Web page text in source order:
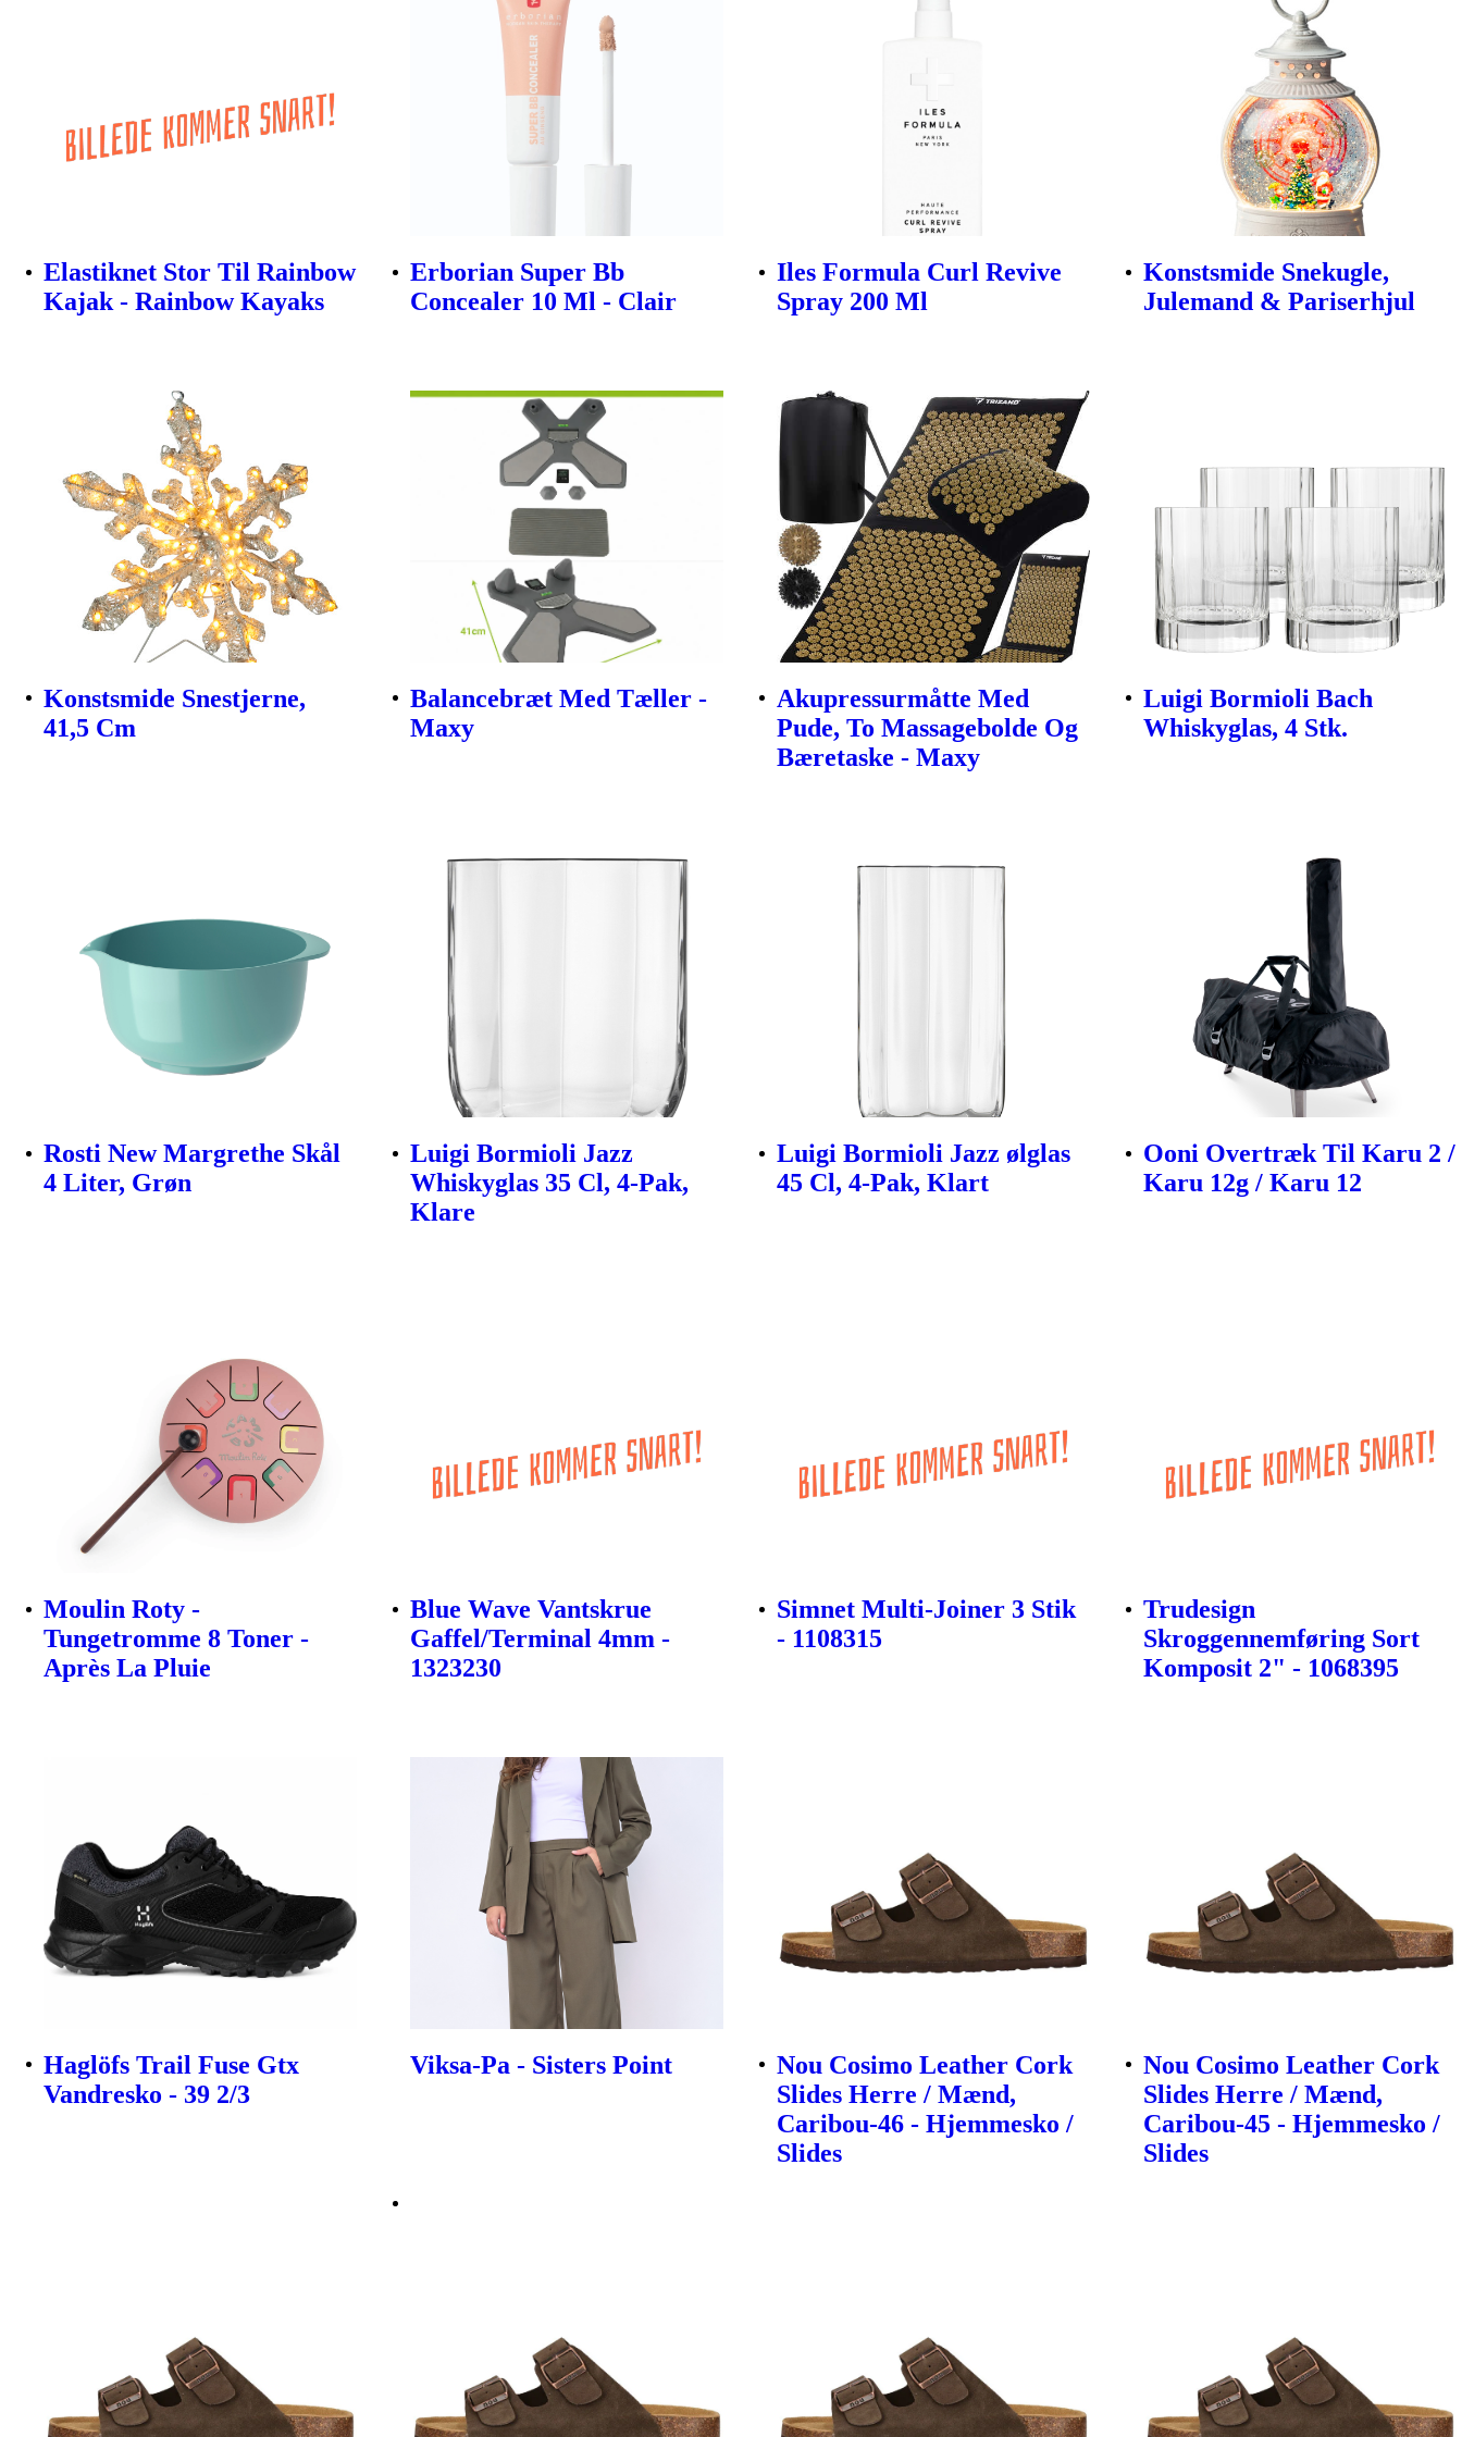
Elastiknet Stor Til Rainbow
Kajak - Rainbow Kayaks
Erborian Super Bb
Concealer 10 Ml - Clair
Iles Formula Curl Revive
Spray 200 Ml
Konstsmide Snekugle,
Julemand & Pariserhjul
Konstsmide Snestjerne,
41,5 Cm
Balancebræt Med Tæller -
Maxy
Akupressurmåtte Med
Pude, To Massagebolde Og
Bæretaske - Maxy
Luigi Bormioli Bach
Whiskyglas, 4 Stk.
Rosti New Margrethe Skål
4 Liter, Grøn
Luigi Bormioli Jazz
Whiskyglas 35 Cl, 4-Pak,
Klare
Luigi Bormioli Jazz ølglas
45 Cl, 4-Pak, Klart
Ooni Overtræk Til Karu 2 /
Karu 12g / Karu 12
Moulin Roty -
Tungetromme 8 Toner -
Après La Pluie
Blue Wave Vantskrue
Gaffel/Terminal 4mm -
1323230
Simnet Multi-Joiner 3 Stik
- 1108315
Trudesign
Skroggennemføring Sort
Komposit 2" - 1068395
Haglöfs Trail Fuse Gtx
Vandresko - 39 2/3
Viksa-Pa - Sisters Point
Nou Cosimo Leather Cork
Slides Herre / Mænd,
Caribou-46 - Hjemmesko /
Slides
Nou Cosimo Leather Cork
Slides Herre / Mænd,
Caribou-45 - Hjemmesko /
Slides